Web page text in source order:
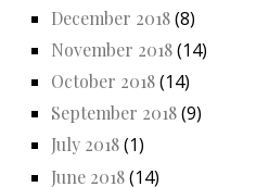
December 2018(8)
November 2018(14)
October 2018(14)
September 2018(9)
July 2018(1)
June 2018(14)